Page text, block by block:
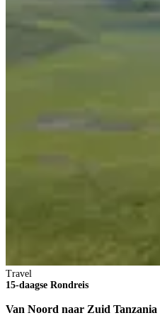
Travel
15-daagse Rondreis
Van Noord naar Zuid Tanzania